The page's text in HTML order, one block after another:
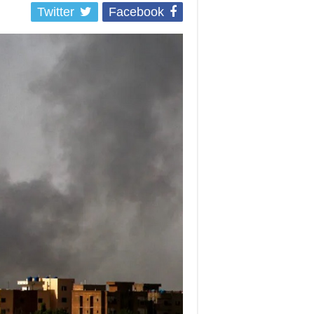
Facebook
Twitter